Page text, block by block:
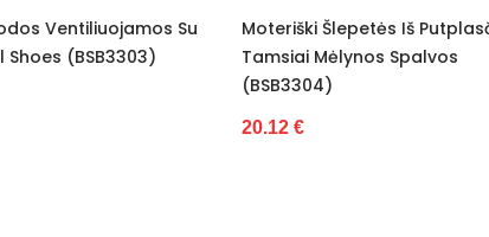
Dėžė
Moteriški Šlepetės Iš Putplasčio
Tamsiai Mėlynos Spalvos
Moteriškos
Platforma